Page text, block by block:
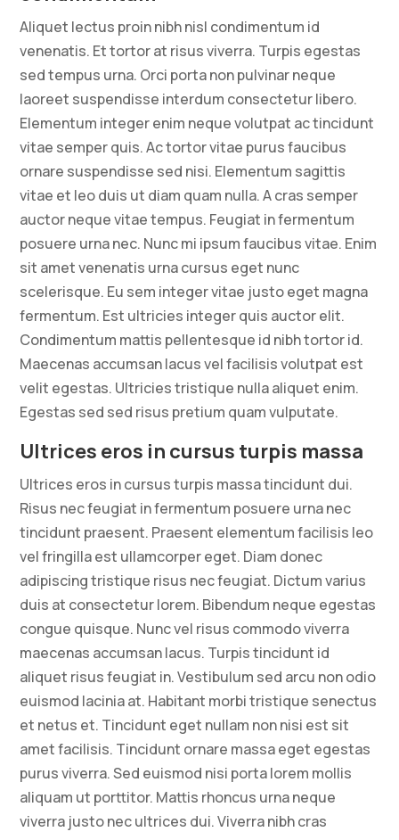
Aliquet lectus proin nibh nisl condimentum id
venenatis. Et tortor at risus viverra. Turpis egestas
sed tempus urna. Orci porta non pulvinar neque
laoreet suspendisse interdum consectetur libero.
Elementum integer enim neque volutpat ac tincidunt
vitae semper quis. Ac tortor vitae purus faucibus
ornare suspendisse sed nisi. Elementum sagittis
vitae et leo duis ut diam quam nulla. A cras semper
auctor neque vitae tempus. Feugiat in fermentum
posuere urna nec. Nunc mi ipsum faucibus vitae. Enim
sit amet venenatis urna cursus eget nunc
scelerisque. Eu sem integer vitae justo eget magna
fermentum. Est ultricies integer quis auctor elit.
Condimentum mattis pellentesque id nibh tortor id.
Maecenas accumsan lacus vel facilisis volutpat est
velit egestas. Ultricies tristique nulla aliquet enim.
Egestas sed sed risus pretium quam vulputate.
Ultrices eros in cursus turpis massa
Ultrices eros in cursus turpis massa tincidunt dui.
Risus nec feugiat in fermentum posuere urna nec
tincidunt praesent. Praesent elementum facilisis leo
vel fringilla est ullamcorper eget. Diam donec
adipiscing tristique risus nec feugiat. Dictum varius
duis at consectetur lorem. Bibendum neque egestas
congue quisque. Nunc vel risus commodo viverra
maecenas accumsan lacus. Turpis tincidunt id
aliquet risus feugiat in. Vestibulum sed arcu non odio
euismod lacinia at. Habitant morbi tristique senectus
et netus et. Tincidunt eget nullam non nisi est sit
amet facilisis. Tincidunt ornare massa eget egestas
purus viverra. Sed euismod nisi porta lorem mollis
aliquam ut porttitor. Mattis rhoncus urna neque
viverra justo nec ultrices dui. Viverra nibh cras